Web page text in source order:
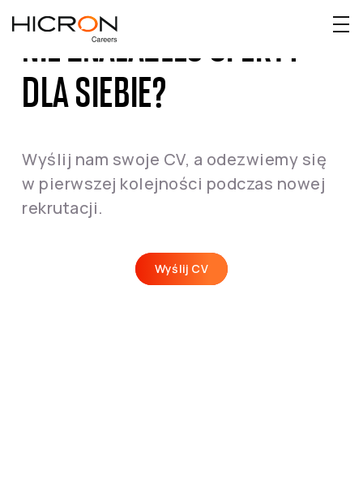
NIE ZNALAZŁEŚ OFERTY
DLA SIEBIE?
Wyślij nam swoje CV, a odezwiemy się
w pierwszej kolejności podczas nowej
rekrutacji.
Wyślij CV